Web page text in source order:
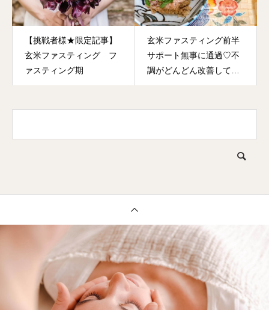
【挑戦者様★限定記事】
玄米ファスティング フ
ァスティング期
玄米ファスティング前半
サポート無事に通過♡不
調がどんどん改善してい